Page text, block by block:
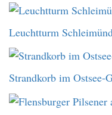
Leuchtturm
Strandkorb im Ostsee-